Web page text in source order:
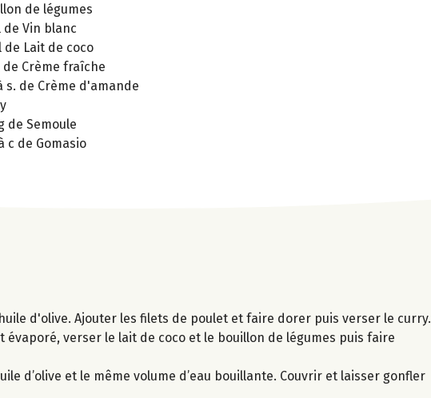
de légumes
de Vin blanc
de Lait de coco
de Crème fraîche
s. de Crème d'amande
de Semoule
c de Gomasio
d'olive. Ajouter les filets de poulet et faire dorer puis verser le curry.
verser le lait de coco et le bouillon de légumes puis faire
d’olive et le même volume d’eau bouillante. Couvrir et laisser gonfler